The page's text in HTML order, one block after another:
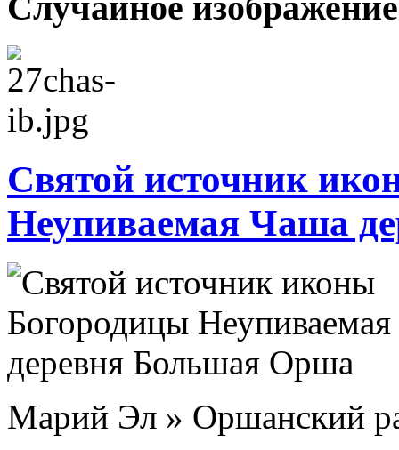
Святой источник
Неупиваемая Чаша
Марий Эл » Оршанский